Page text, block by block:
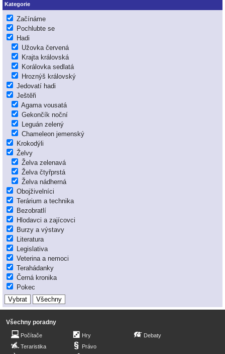
Kategorie
Začínáme
Pochlubte se
Hadi
Užovka červená
Krajta královská
Korálovka sedlatá
Hroznýš královský
Jedovatí hadi
Ještěři
Agama vousatá
Gekončík noční
Leguán zelený
Chameleon jemenský
Krokodýli
Želvy
Želva zelenavá
Želva čtyřprstá
Želva nádherná
Obojživelníci
Terárium a technika
Bezobratlí
Hlodavci a zajícovci
Burzy a výstavy
Literatura
Legislativa
Veterina a nemoci
Terahádanky
Černá kronika
Pokec
Všechny poradny
Počítače
Teraristika
Hry
Právo
Debaty